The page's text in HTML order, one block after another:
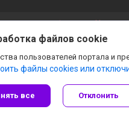
создан на платформе Deal.by
обработки файлов cookies
файлов cookie
пользователей портала и
файлы cookies или
все Отклонить
|
Пожаловаться на контент
Select Language ▼